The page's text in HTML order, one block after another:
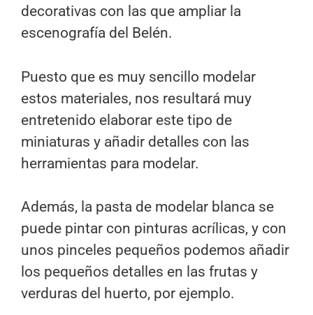
decorativas con las que ampliar la
escenografía del Belén.
Puesto que es muy sencillo modelar
estos materiales, nos resultará muy
entretenido elaborar este tipo de
miniaturas y añadir detalles con las
herramientas para modelar.
Además, la pasta de modelar blanca se
puede pintar con pinturas acrílicas, y con
unos pinceles pequeños podemos añadir
los pequeños detalles en las frutas y
verduras del huerto, por ejemplo.